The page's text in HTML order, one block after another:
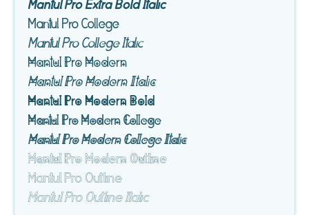
Mantul Pro Extra Bold Italic
Mantul Pro College
Mantul Pro College Italic
Mantul Pro Modern
Mantul Pro Modern Italic
Mantul Pro Modern Bold
Mantul Pro Modern College
Mantul Pro Modern College Italic
Mantul Pro Modern Outline
Mantul Pro Outline
Mantul Pro Outline Italic